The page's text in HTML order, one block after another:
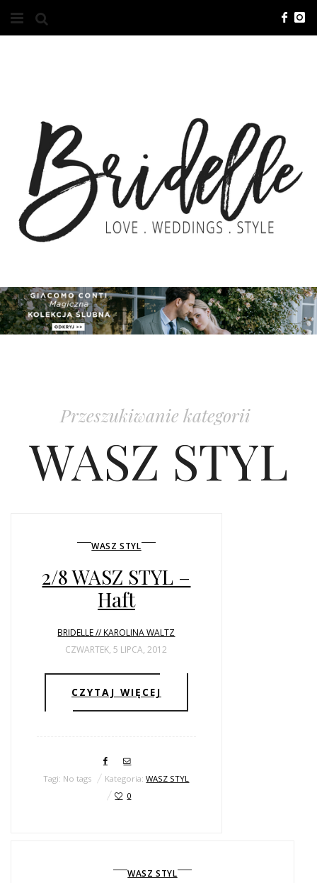
O NAS
KONTAKT
REKLAMA
ADVERTISING
ZGŁOSZENIA
KSIĄŻKI BRIDELLE
{HOT SEXY BEST}
ŚLUBNE STYLE
MAGAZYNY
ARCHIWUM
Przeszukiwanie kategorii
WASZ STYL
WASZ STYL
2/8 WASZ STYL –
Haft
BRIDELLE // KAROLINA WALTZ
CZWARTEK, 5 LIPCA, 2012
CZYTAJ WIĘCEJ
Tagi: No tags Kategoria:WASZ STYL
0
WASZ STYL